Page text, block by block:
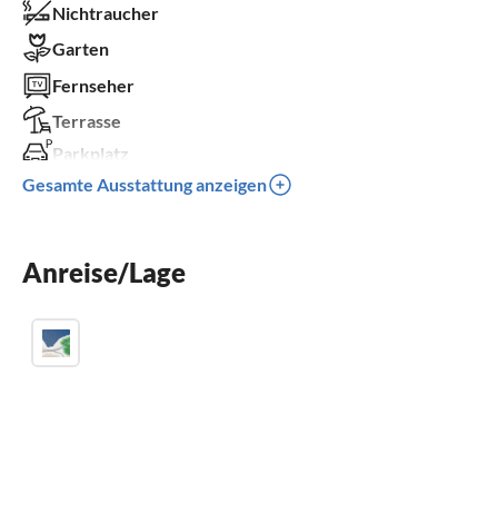
Nichtraucher
Garten
Fernseher
Terrasse
Parkplatz
Kinder willkommen
Gesamte Ausstattung anzeigen
Anreise/Lage